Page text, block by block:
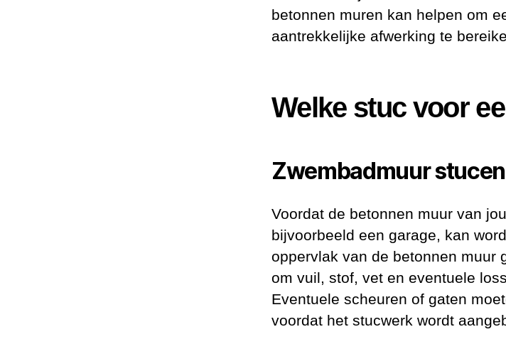
betonnen muren kan helpen om
aantrekkelijke afwerking te
Welke stuc voor
Zwembadmuur stucen
Voordat de betonnen muur van
bijvoorbeeld een garage, kan
oppervlak van de betonnen muur
om vuil, stof, vet en eventuele
Eventuele scheuren of gaten
voordat het stucwerk wordt